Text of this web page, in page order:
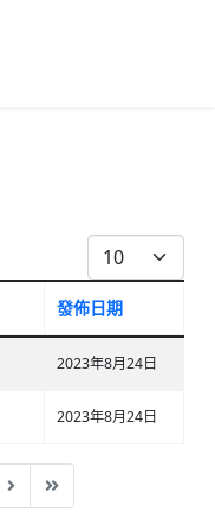
每頁顯示條數
發佈日期
2023年8月24日
2023年8月24日